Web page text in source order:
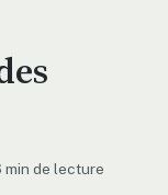
min de lecture